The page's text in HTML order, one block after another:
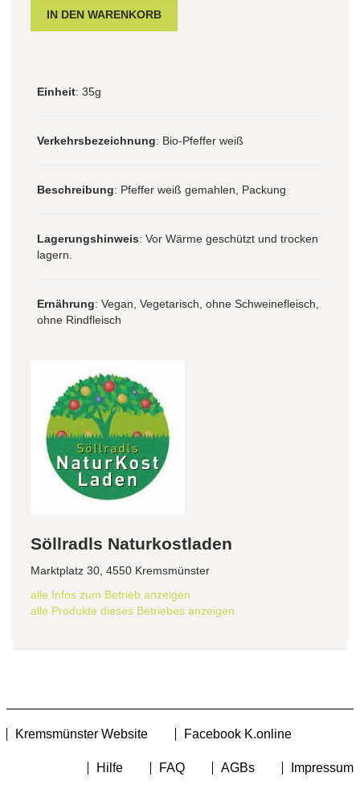
Einheit: 35g
Verkehrsbezeichnung: Bio-Pfeffer weiß
Beschreibung: Pfeffer weiß gemahlen, Packung
Lagerungshinweis: Vor Wärme geschützt und trocken
lagern.
Ernährung: Vegan, Vegetarisch, ohne Schweinefleisch,
ohne Rindfleisch
Söllradls Naturkostladen
Marktplatz 30, 4550 Kremsmünster
alle Infos zum Betrieb anzeigen
alle Produkte dieses Betriebes anzeigen
Kremsmünster Website Facebook K.online
Hilfe FAQ AGBs Impressum